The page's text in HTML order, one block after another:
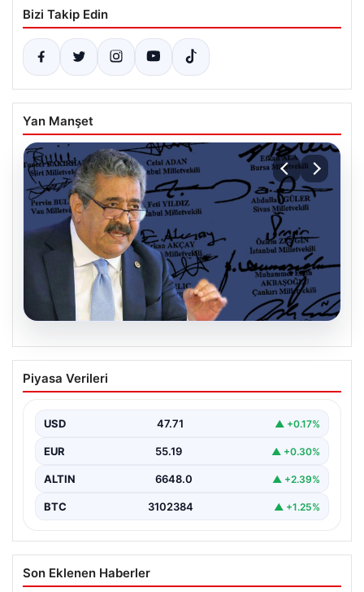
Bizi Takip Edin
Yan Manşet
06.08.2026
MHP’li Feti Yıldız’dan Terörsüz Türkiye
İçin Çerçeve Yasa Tahmini
Yardımcısı Feti Yıldız, uzun süredir üzerinde çalışılan
ve…
Piyasa Verileri
USD 47.71 ▲ +0.17%
EUR 55.19 ▲ +0.30%
ALTIN 6648.0 ▲ +2.39%
BTC 3102384 ▲ +1.25%
Son Eklenen Haberler